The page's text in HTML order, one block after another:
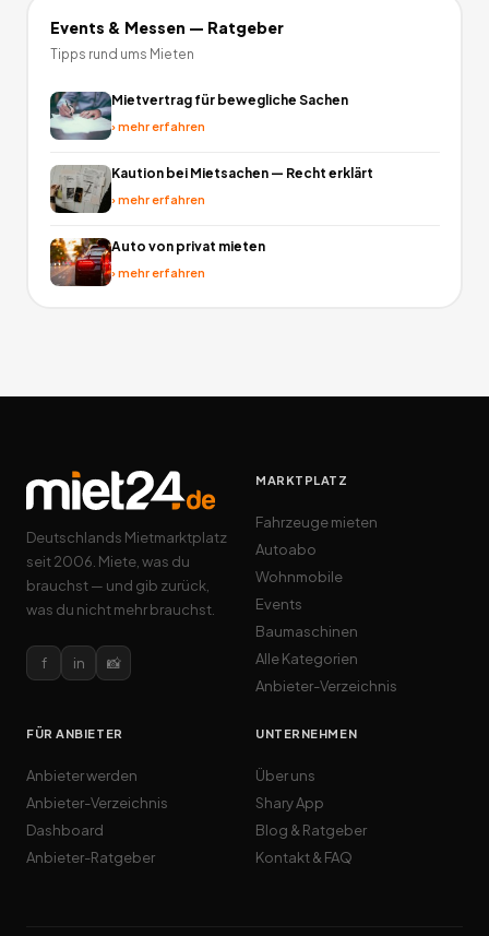
Events & Messen — Ratgeber
Tipps rund ums Mieten
Mietvertrag für bewegliche Sachen
›mehr erfahren
Kaution bei Mietsachen — Recht erklärt
›mehr erfahren
Auto von privat mieten
›mehr erfahren
Deutschlands Mietmarktplatz
seit 2006. Miete, was du
brauchst — und gib zurück,
was du nicht mehr brauchst.
f in 📸
MARKTPLATZ
Fahrzeuge mieten
Autoabo
Wohnmobile
Events
Baumaschinen
Alle Kategorien
Anbieter-Verzeichnis
FÜR ANBIETER
Anbieter werden
Anbieter-Verzeichnis
Dashboard
Anbieter-Ratgeber
UNTERNEHMEN
Über uns
Shary App
Blog & Ratgeber
Kontakt & FAQ